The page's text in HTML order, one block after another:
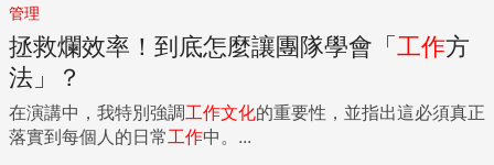
管理
拯救爛效率！到底怎麼讓團隊學會「工作方
法」？
在演講中，我特別強調工作文化的重要性，並指出這必須真正
落實到每個人的日常工作中。...